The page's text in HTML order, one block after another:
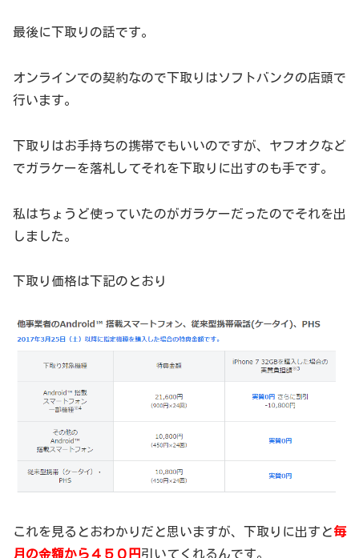
最後に下取りの話です。
オンラインでの契約なので下取りはソフトバンクの店頭で
行います。
下取りはお手持ちの携帯でもいいのですが、ヤフオクなど
でガラケーを落札してそれを下取りに出すのも手です。
私はちょうど使っていたのがガラケーだったのでそれを出
しました。
下取り価格は下記のとおり
これを見るとおわかりだと思いますが、下取りに出すと毎
月の金額から４５０円 引いてくれるんです。